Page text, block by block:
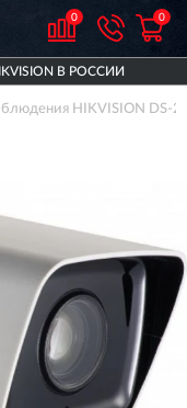
0 0
В РОССИИ
HIKVISION DS-